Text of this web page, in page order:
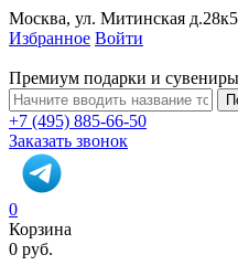
Москва, ул. Митинская д.28к5
Избранное Войти
Премиум подарки и
+7 (495) 885-66-50
Заказать звонок
0
Корзина
0 руб.